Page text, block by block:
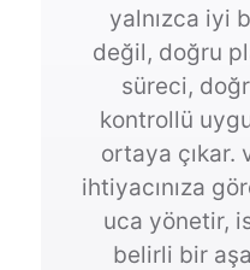
yalnızca iyi
değil, doğru
süreci,
kontrollü
ortaya çıkar.
ihtiyacınıza
uca yönetir,
belirli bir